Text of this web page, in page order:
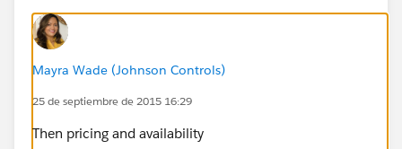
Mayra Wade (Johnson Controls)
25 de septiembre de 2015 16:29
Then pricing and availability